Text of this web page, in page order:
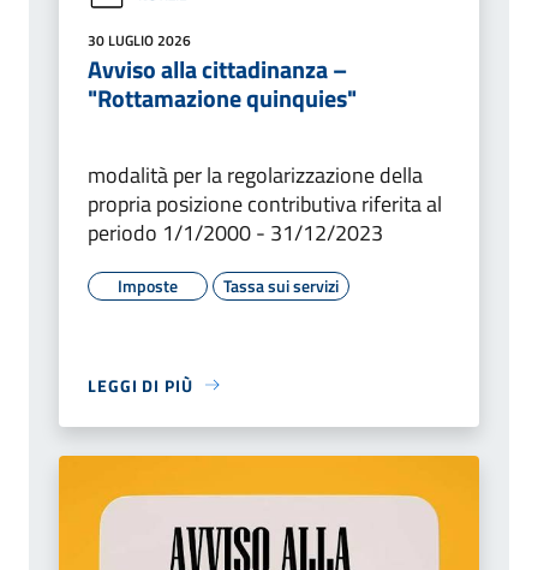
30 LUGLIO 2026
Avviso alla cittadinanza –
"Rottamazione quinquies"
modalità per la regolarizzazione della
propria posizione contributiva riferita al
periodo 1/1/2000 - 31/12/2023
Imposte Tassa sui servizi
LEGGI DI PIÙ